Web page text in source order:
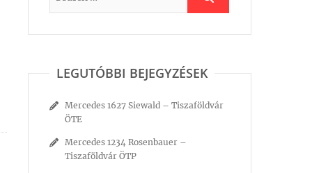
LEGUTÓBBI BEJEGYZÉSEK
Mercedes 1627 Siewald – Tiszaföldvár
ÖTE
Mercedes 1234 Rosenbauer –
Tiszaföldvár ÖTP